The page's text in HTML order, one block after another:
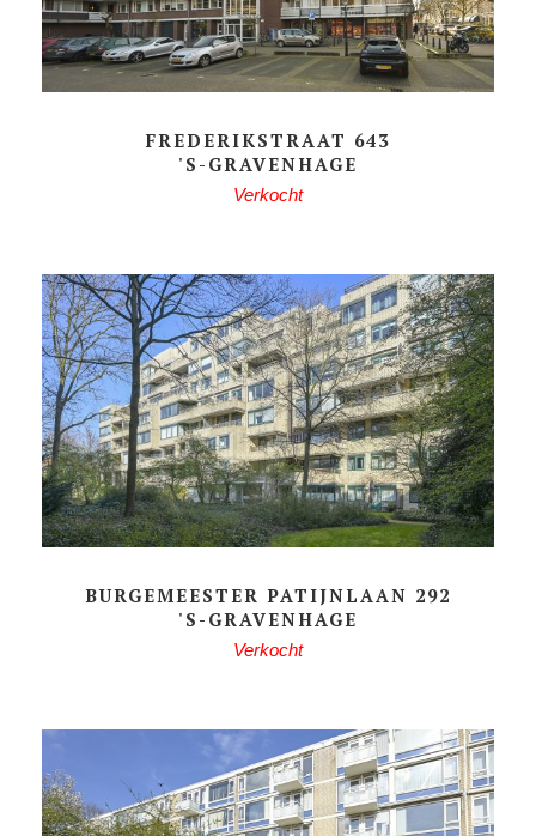
FREDERIKSTRAAT 643
'S-GRAVENHAGE
Verkocht
BURGEMEESTER PATIJNLAAN 292
'S-GRAVENHAGE
Verkocht